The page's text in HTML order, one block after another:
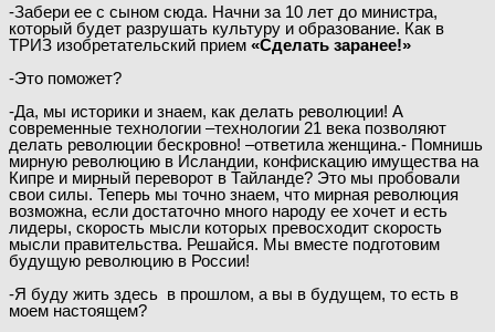
-Забери ее с сыном сюда. Начни за 10 лет до министра,
который будет разрушать культуру и образование. Как в
ТРИЗ изобретательский прием «Сделать заранее!»
-Это поможет?
-Да, мы историки и знаем, как делать революции! А
современные технологии –технологии 21 века позволяют
делать революции бескровно! –ответила женщина.- Помнишь
мирную революцию в Исландии, конфискацию имущества на
Кипре и мирный переворот в Тайланде? Это мы пробовали
свои силы. Теперь мы точно знаем, что мирная революция
возможна, если достаточно много народу ее хочет и есть
лидеры, скорость мысли которых превосходит скорость
мысли правительства. Решайся. Мы вместе подготовим
будущую революцию в России!
-Я буду жить здесь в прошлом, а вы в будущем, то есть в
моем настоящем?